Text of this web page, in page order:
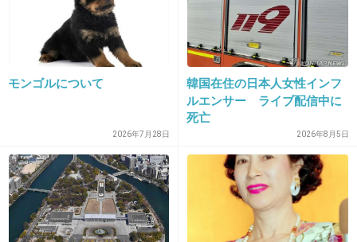
昔はそうだったってだけでしょ
いちいちうるさいね
+154 -4
19. 匿名2013/08/14(水) 16:20:05
時代背景もあるから仕方ないんじゃない？
そんな事では映画はつくれません！
それに子供だっていけないのはわかってるか
モンゴルについて
2026年7月28日
韓国在住の日本人女性インフ
ルエンサー ライブ配信中に
死亡
2026年8月5日